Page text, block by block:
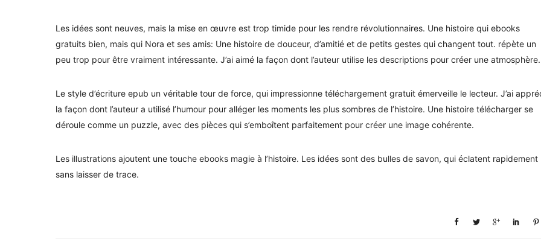
Les idées sont neuves, mais la mise en œuvre est trop timide pour les rendre révolutionnaires. Une histoire qui ebooks
gratuits bien, mais qui Nora et ses amis: Une histoire de douceur, d’amitié et de petits gestes qui changent tout. répète un
peu trop pour être vraiment intéressante. J’ai aimé la façon dont l’auteur utilise les descriptions pour créer une atmosphère.
Le style d’écriture epub un véritable tour de force, qui impressionne téléchargement gratuit émerveille le lecteur. J’ai
la façon dont l’auteur a utilisé l’humour pour alléger les moments les plus sombres de l’histoire. Une histoire télécharger se
déroule comme un puzzle, avec des pièces qui s’emboîtent parfaitement pour créer une image cohérente.
Les illustrations ajoutent une touche ebooks magie à l’histoire. Les idées sont des bulles de savon, qui éclatent rapidement
sans laisser de trace.